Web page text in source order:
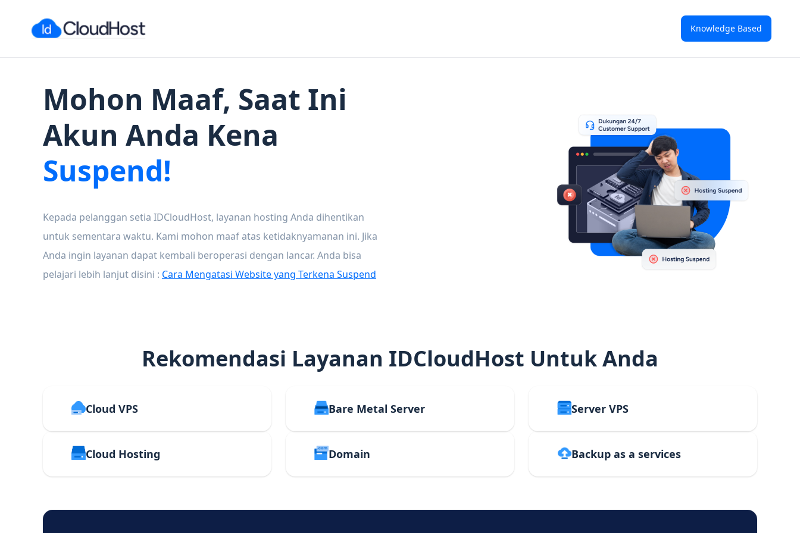
Knowledge Based
Mohon Maaf, Saat Ini
Akun Anda Kena
Suspend!
Kepada pelanggan setia IDCloudHost, layanan hosting Anda dihentikan
untuk sementara waktu. Kami mohon maaf atas ketidaknyamanan ini. Jika
Anda ingin layanan dapat kembali beroperasi dengan lancar. Anda bisa
pelajari lebih lanjut disini : Cara Mengatasi Website yang Terkena Suspend
Rekomendasi Layanan IDCloudHost Untuk Anda
Cloud VPS Bare Metal Server Server VPS
Cloud Hosting Domain Backup as a services